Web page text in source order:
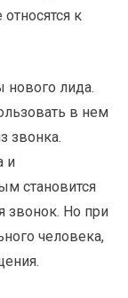
к
нового лида.
в нем
звонка.
и
становится
звонок. Но при
человека,